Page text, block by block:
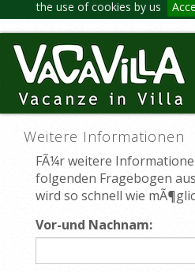
the use of cookies by us
Weitere Informationen
FÃ¼r weitere
folgenden Fragebogen
wird so schnell wie
Vor-und Nachnam: